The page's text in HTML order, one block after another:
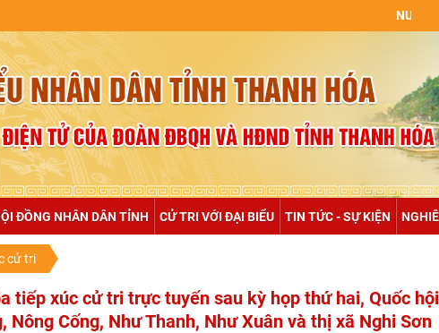
ĐỒNG NHÂN DÂN TỈNH CỬ TRI VỚI ĐẠI BIỂU TIN TỨC - SỰ KIỆN
cử tri
tiếp xúc cử tri trực tuyến sau kỳ họp thứ hai, Quốc
Cống, Như Thanh, Như Xuân và thị xã Nghi Sơn